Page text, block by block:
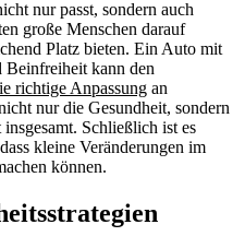
nur passt, sondern auch
große Menschen darauf
Platz bieten. Ein Auto mit
Beinfreiheit kann den
richtige Anpassung an
nur die Gesundheit, sondern
Schließlich ist es
kleine Veränderungen im
können.